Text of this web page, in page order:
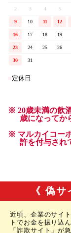
《 偽
近頃、企業のサイ
トでお金を振り込
「詐欺サイト」が